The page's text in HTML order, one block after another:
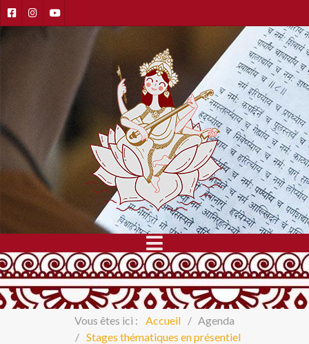
Vous êtes ici : Accueil
Agenda
Stages thématiques en présentiel